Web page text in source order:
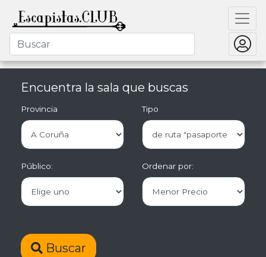
Encuentra la sala que buscas
Provincia Tipo
Público: Ordenar por:
Buscar